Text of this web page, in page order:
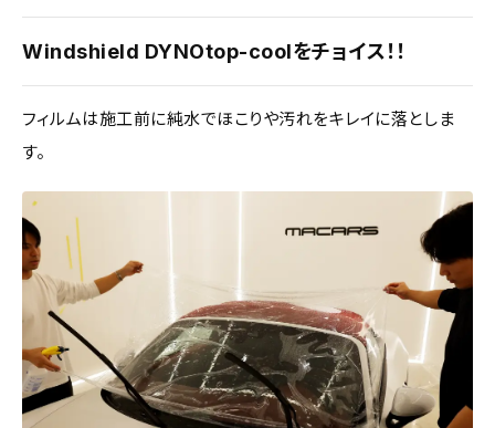
Windshield DYNOtop-coolをチョイス！！
フィルムは施工前に純水でほこりや汚れをキレイに落としま
す。